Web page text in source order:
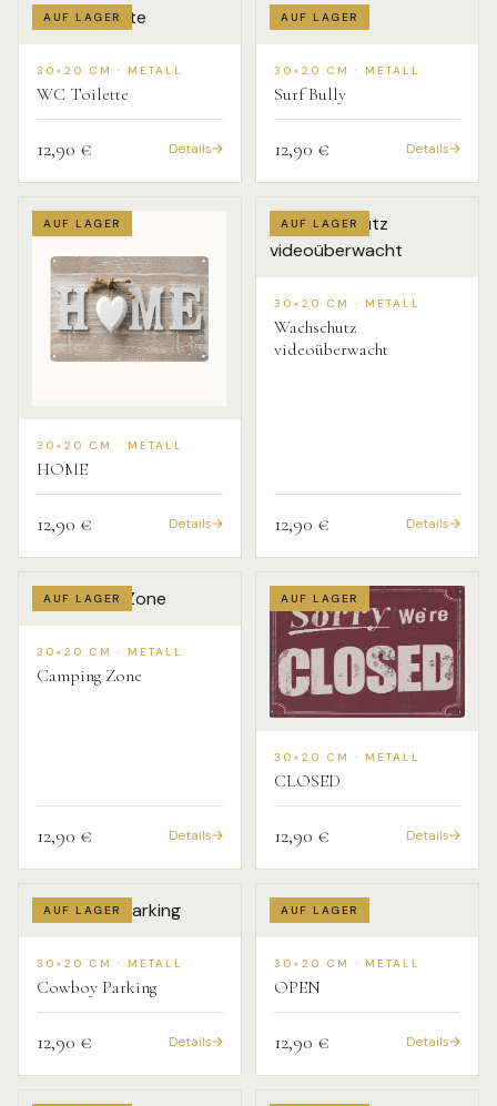
AUF LAGER
30×20 CM · METALL
WC Toilette
12,90 € Details
AUF LAGER
30×20 CM · METALL
Surf Bully
12,90 € Details
AUF LAGER
30×20 CM · METALL
HOME
12,90 € Details
AUF LAGER
30×20 CM · METALL
Wachschutz
videoüberwacht
12,90 € Details
AUF LAGER
30×20 CM · METALL
Camping Zone
12,90 € Details
AUF LAGER
30×20 CM · METALL
CLOSED
12,90 € Details
AUF LAGER
30×20 CM · METALL
Cowboy Parking
12,90 € Details
AUF LAGER
30×20 CM · METALL
OPEN
12,90 € Details